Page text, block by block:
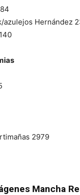
azulejos Hernández
2979
Mancha